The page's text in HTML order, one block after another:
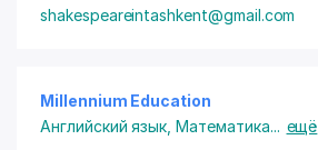
shakespeareintashkent@gmail.com
Millennium Education
Английский язык ,Математика... ещё